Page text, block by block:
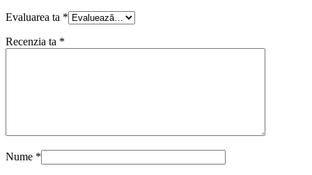
Evaluarea ta *
Recenzia ta *
Nume *